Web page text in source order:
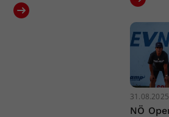
31.08.2025
NÖ